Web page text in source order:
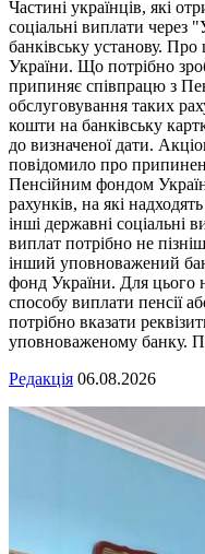
Частині українців, які
соціальні виплати через
банківську установу.
України. Що потрібно
припиняє співпрацю з
обслуговування таких
кошти на банківську
до визначеної дати.
повідомило про
Пенсійним фондом
рахунків, на які
інші державні соціальні
виплат потрібно не
інший уповноважений
фонд України. Для цього
способу виплати пенсії
потрібно вказати
уповноваженому банку.
Редакція 06.08.2026